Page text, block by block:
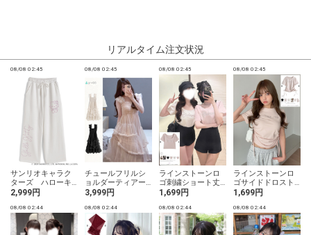
リアルタイム注文状況
08/08 02:45
サンリオキャラク
ターズ ハローキ
ティラインストー
2,999円
08/08 02:45
チュールフリルシ
ョルダーティアー
ドワンピース
3,999円
08/08 02:45
ラインストーンロ
ゴ刺繍ショート丈T
シャツ
1,699円
08/08 02:45
ラインストーンロ
ゴサイドドロストT
シャツ
1,699円
08/08 02:44 08/08 02:44 08/08 02:44 08/08 02:44